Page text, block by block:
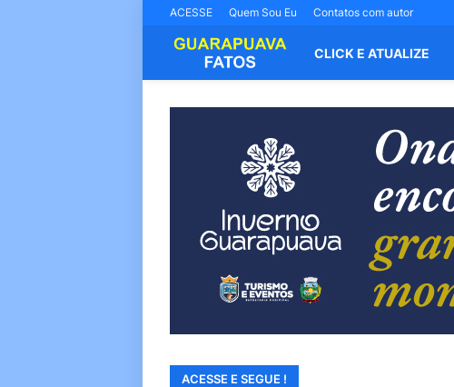
ACESSE Quem Sou Eu Contatos com autor
CLICK E ATUALIZE
ACESSE E SEGUE !